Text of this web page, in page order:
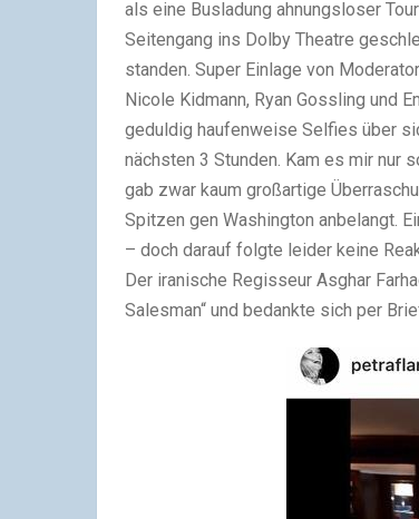
als eine Busladung ahnungsloser
Seitengang ins Dolby Theatre
standen. Super Einlage von
Nicole Kidmann, Ryan Gossling und
geduldig haufenweise Selfies über
nächsten 3 Stunden. Kam es mir nur
gab zwar kaum großartige
Spitzen gen Washington anbelangt.
– doch darauf folgte leider keine
Der iranische Regisseur Asghar
Salesman“ und bedankte sich per